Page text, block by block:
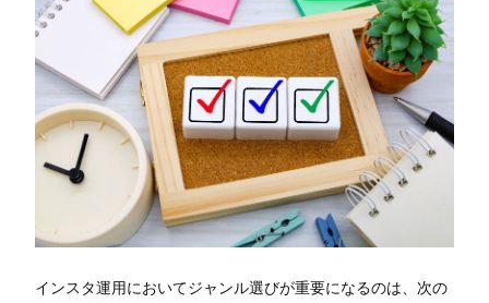
インスタ運用においてジャンル選びが重要になるのは、次の